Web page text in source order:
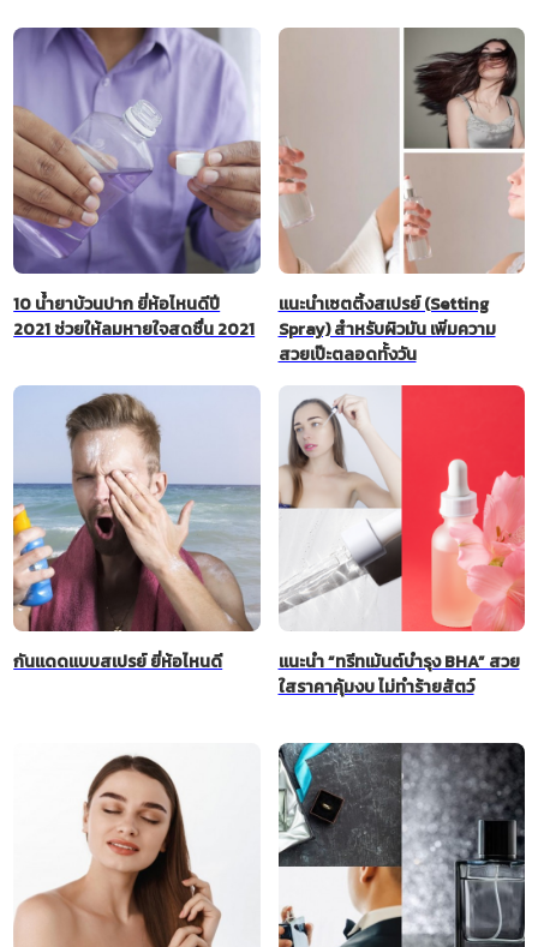
10 น้ำยาบ้วนปาก ยี่ห้อไหนดีปี
2021 ช่วยให้ลมหายใจสดชื่น 2021
แนะนำเซตติ้งสเปรย์ (Setting
Spray) สำหรับผิวมัน เพิ่มความ
สวยเป๊ะตลอดทั้งวัน
กันแดดแบบสเปรย์ ยี่ห้อไหนดี
แนะนำ “ทรีทเม้นต์บำรุง BHA” สวย
ใสราคาคุ้มงบ ไม่ทำร้ายสัตว์